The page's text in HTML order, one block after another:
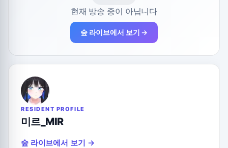
현재 방송 중이 아닙니다
숲 라이브에서 보기 →
RESIDENT PROFILE
미르_MIR
숲 라이브에서 보기 →